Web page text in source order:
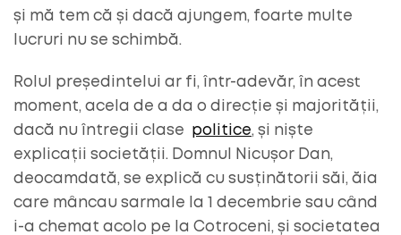
și mă tem că și dacă ajungem, foarte multe
lucruri nu se schimbă.
Rolul președintelui ar fi, într-adevăr, în acest
moment, acela de a da o direcție și majorității,
dacă nu întregii clase
politice, și niște
explicații societății. Domnul Nicușor Dan,
deocamdată, se explică cu susținătorii săi, ăia
care mâncau sarmale la 1 decembrie sau când
i-a chemat acolo pe la Cotroceni, și societatea